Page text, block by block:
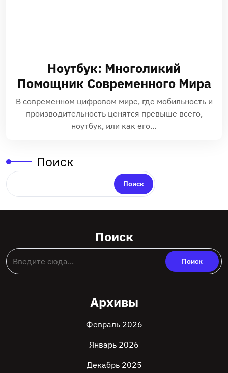
Ноутбук: Многоликий
Помощник Современного Мира
В современном цифровом мире, где мобильность и
производительность ценятся превыше всего,
ноутбук, или как его…
Поиск
Поиск
Поиск
Архивы
Февраль 2026
Январь 2026
Декабрь 2025